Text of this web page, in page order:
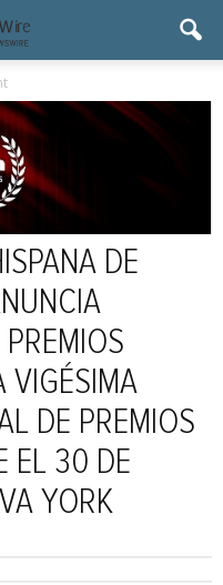
DE
VIGÉSIMA
DE PREMIOS
EL 30 DE
YORK